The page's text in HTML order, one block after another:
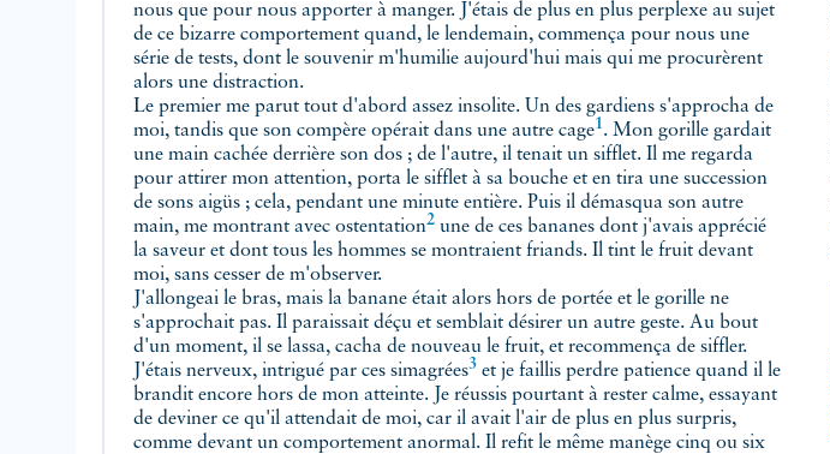
nous que pour nous apporter à manger. J'étais de plus en plus perplexe au sujet
de ce bizarre comportement quand, le lendemain, commença pour nous une
série de tests, dont le souvenir m'humilie aujourd'hui mais qui me procurèrent
alors une distraction.
Le premier me parut tout d'abord assez insolite. Un des gardiens s'approcha de
moi, tandis que son compère opérait dans une autre cage1. Mon gorille gardait
une main cachée derrière son dos ; de l'autre, il tenait un sifflet. Il me regarda
pour attirer mon attention, porta le sifflet à sa bouche et en tira une succession
de sons aigüs ; cela, pendant une minute entière. Puis il démasqua son autre
main, me montrant avec ostentation2 une de ces bananes dont j'avais apprécié
la saveur et dont tous les hommes se montraient friands. Il tint le fruit devant
moi, sans cesser de m'observer.
J'allongeai le bras, mais la banane était alors hors de portée et le gorille ne
s'approchait pas. Il paraissait déçu et semblait désirer un autre geste. Au bout
d'un moment, il se lassa, cacha de nouveau le fruit, et recommença de siffler.
J'étais nerveux, intrigué par ces simagrées3 et je faillis perdre patience quand il le
brandit encore hors de mon atteinte. Je réussis pourtant à rester calme, essayant
de deviner ce qu'il attendait de moi, car il avait l'air de plus en plus surpris,
comme devant un comportement anormal. Il refit le même manège cinq ou six